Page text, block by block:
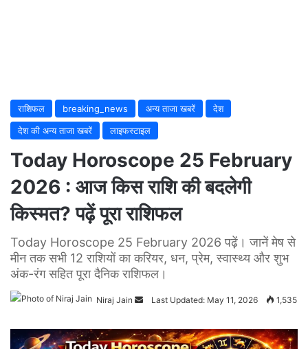
राशिफल breaking_news अन्य ताजा खबरें
देश
देश की अन्य ताजा खबरें
लाइफस्टाइल
Today Horoscope 25 February
2026 : आज किस राशि की बदलेगी
किस्मत? पढ़ें पूरा राशिफल
Today Horoscope 25 February 2026 पढ़ें। जानें मेष से
मीन तक सभी 12 राशियों का करियर, धन, प्रेम, स्वास्थ्य और शुभ
अंक-रंग सहित पूरा दैनिक राशिफल।
Niraj Jain
Send
email
Last Updated: May 11, 2026 1,535